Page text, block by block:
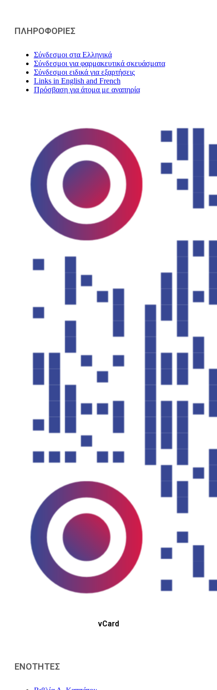
ΠΛΗΡΟΦΟΡΙΕΣ
Σύνδεσμοι στα Ελληνικά
Σύνδεσμοι για φαρμακευτικά σκευάσματα
Σύνδεσμοι ειδικά για εξαρτήσεις
Links in English and French
Πρόσβαση για άτομα με αναπηρία
vCard
ΕΝΟΤΗΤΕΣ